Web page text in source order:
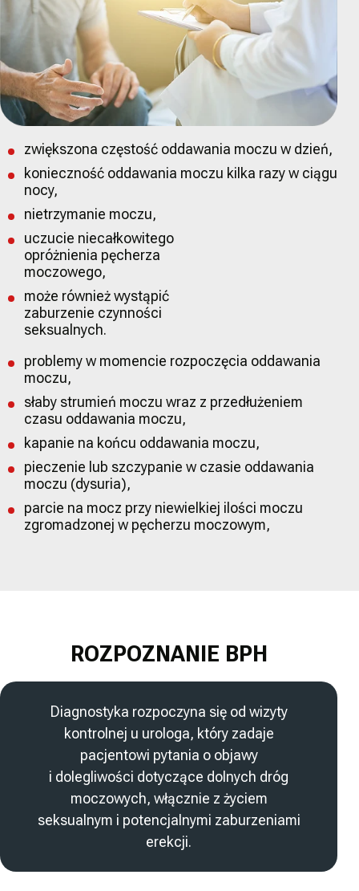
zwiększona częstość oddawania moczu w dzień,
konieczność oddawania moczu kilka razy w ciągu
nocy,
nietrzymanie moczu,
uczucie niecałkowitego
opróżnienia pęcherza
moczowego,
może również wystąpić
zaburzenie czynności
seksualnych.
problemy w momencie rozpoczęcia oddawania
moczu,
słaby strumień moczu wraz z przedłużeniem
czasu oddawania moczu,
kapanie na końcu oddawania moczu,
pieczenie lub szczypanie w czasie oddawania
moczu (dysuria),
parcie na mocz przy niewielkiej ilości moczu
zgromadzonej w pęcherzu moczowym,
ROZPOZNANIE BPH
Diagnostyka rozpoczyna się od wizyty
kontrolnej u urologa, który zadaje
pacjentowi pytania o objawy
i dolegliwości dotyczące dolnych dróg
moczowych, włącznie z życiem
seksualnym i potencjalnymi zaburzeniami
erekcji.